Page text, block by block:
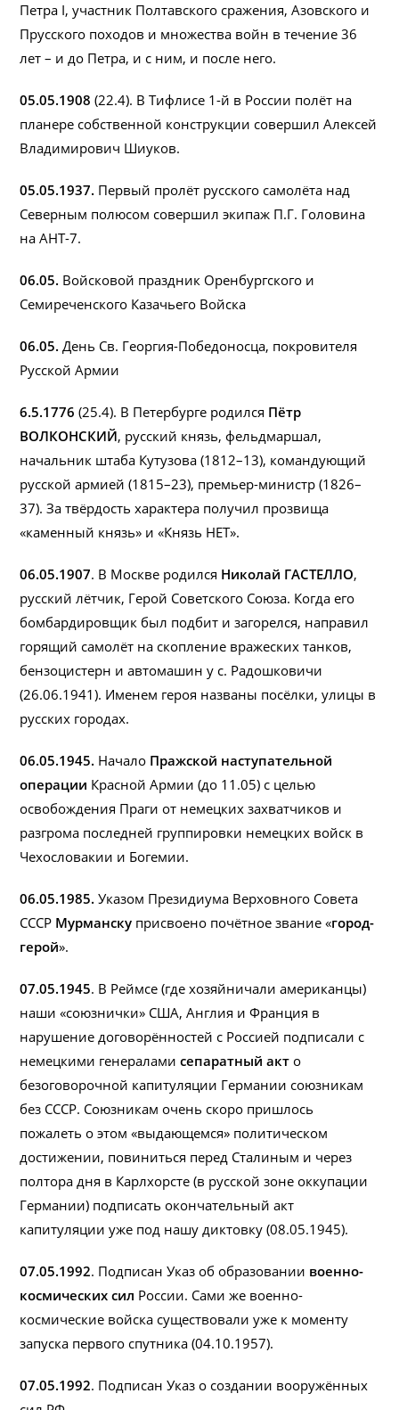
Петра I, участник Полтавского сражения, Азовского и
Пруcского походов и множества войн в течение 36
лет – и до Петра, и с ним, и после него.
05.05.1908 (22.4). В Тифлисе 1-й в России полёт на
планере собственной конструкции совершил Алексей
Владимирович Шиуков.
05.05.1937. Первый пролёт русского самолёта над
Северным полюсом совершил экипаж П.Г. Головина
на АНТ-7.
06.05. Войсковой праздник Оренбургского и
Семиреченского Казачьего Войска
06.05. День Св. Георгия-Победоносца, покровителя
Русской Армии
6.5.1776 (25.4). В Петербурге родился Пётр
ВОЛКОНСКИЙ, русский князь, фельдмаршал,
начальник штаба Кутузова (1812–13), командующий
русской армией (1815–23), премьер-министр (1826–
37). За твёрдость характера получил прозвища
«каменный князь» и «Князь НЕТ».
06.05.1907. В Москве родился Николай ГАСТЕЛЛО,
русский лётчик, Герой Советского Союза. Когда его
бомбардировщик был подбит и загорелся, направил
горящий самолёт на скопление вражеских танков,
бензоцистерн и автомашин у с. Радошковичи
(26.06.1941). Именем героя названы посёлки, улицы в
русских городах.
06.05.1945. Начало Пражской наступательной
операции Красной Армии (до 11.05) с целью
освобождения Праги от немецких захватчиков и
разгрома последней группировки немецких войск в
Чехословакии и Богемии.
06.05.1985. Указом Президиума Верховного Совета
СССР Мурманску присвоено почётное звание «город-
герой».
07.05.1945. В Реймсе (где хозяйничали американцы)
наши «союзнички» США, Англия и Франция в
нарушение договорённостей с Россией подписали с
немецкими генераламисепаратный акт о
безоговорочной капитуляции Германии союзникам
без СССР. Союзникам очень скоро пришлось
пожалеть о этом «выдающемся» политическом
достижении, повиниться перед Сталиным и через
полтора дня в Карлхорсте (в русской зоне оккупации
Германии) подписать окончательный акт
капитуляции уже под нашу диктовку (08.05.1945).
07.05.1992. Подписан Указ об образовании военно-
космических сил России. Сами же военно-
космические войска существовали уже к моменту
запуска первого спутника (04.10.1957).
07.05.1992. Подписан Указ о создании вооружённых